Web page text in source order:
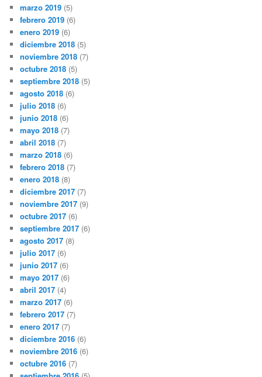
marzo 2019 (5)
febrero 2019 (6)
enero 2019 (6)
diciembre 2018 (5)
noviembre 2018 (7)
octubre 2018 (5)
septiembre 2018 (5)
agosto 2018 (6)
julio 2018 (6)
junio 2018 (6)
mayo 2018 (7)
abril 2018 (7)
marzo 2018 (6)
febrero 2018 (7)
enero 2018 (8)
diciembre 2017 (7)
noviembre 2017 (9)
octubre 2017 (6)
septiembre 2017 (6)
agosto 2017 (8)
julio 2017 (6)
junio 2017 (6)
mayo 2017 (6)
abril 2017 (4)
marzo 2017 (6)
febrero 2017 (7)
enero 2017 (7)
diciembre 2016 (6)
noviembre 2016 (6)
octubre 2016 (7)